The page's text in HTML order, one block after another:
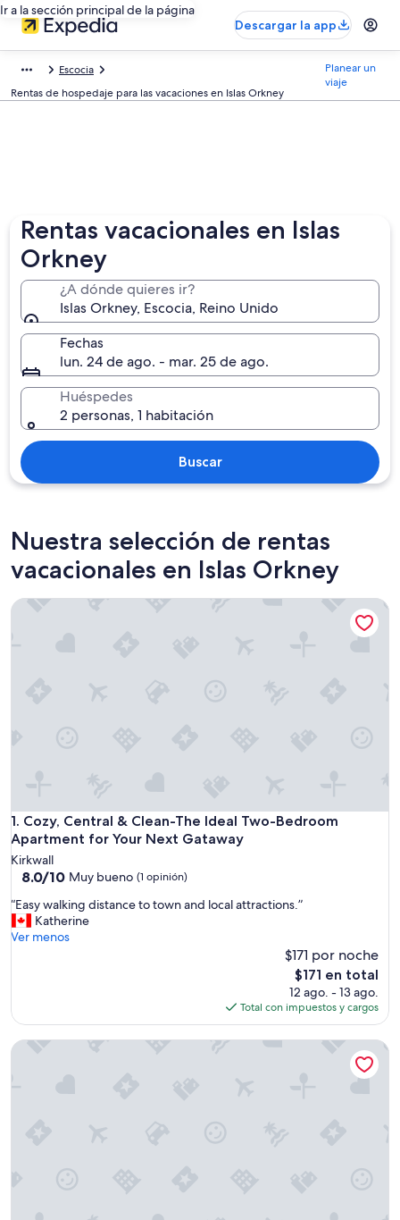
Ir a la sección principal de la página
Descargar la app
Escocia
Rentas de hospedaje para las vacaciones en Islas Orkney
Planear un
viaje
Rentas vacacionales en Islas
Orkney
¿A dónde quieres ir?
Islas Orkney, Escocia, Reino Unido
Fechas
lun. 24 de ago. - mar. 25 de ago.
Huéspedes
2 personas, 1 habitación
Buscar
Nuestra selección de rentas
vacacionales en Islas Orkney
1. Cozy, Central & Clean-The Ideal Two-Bedroom
Apartment for Your Next Gataway
Cozy, Central & Clean-The Ideal Two-Bedroom Apartment
Kirkwall
8.0
10,
Muy
bueno,
8.0/10 Muy bueno (1 opinión)
“
E
a
l
i
“Easy walking distance to town and local attractions.”
Katherine
Ver menos
$171 por noche
El
precio
actual
es
de
$171 en total
12 ago. - 13 ago.
Total con impuestos y cargos
Cozy, Central & Clean-The Ideal Two-Bedroom Apartment
Cottage Sleeps 9 With Sea Views and Parking